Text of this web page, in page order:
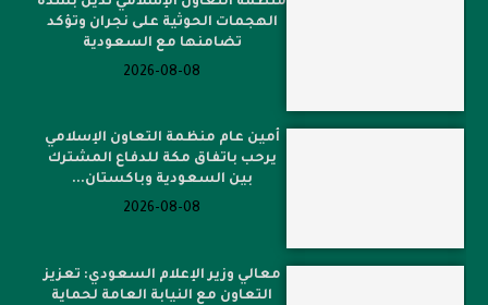
الهجمات الحوثية على نجران وتؤكد
تضامنها مع السعودية
2026-08-08
أمين عام منظمة التعاون الإسلامي
يرحب باتفاق مكة للدفاع المشترك
بين السعودية وباكستان...
2026-08-08
معالي وزير الإعلام السعودي: تعزيز
التعاون مع النيابة العامة لحماية